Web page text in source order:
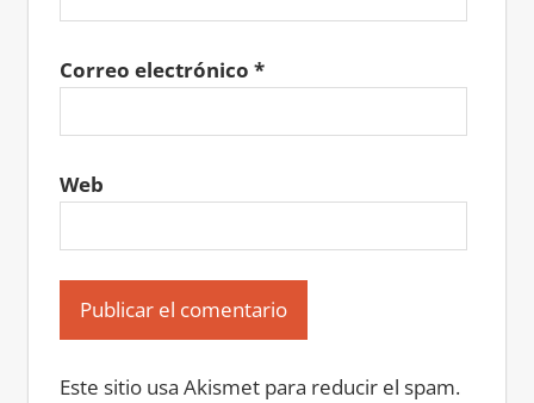
Correo electrónico *
Web
Este sitio usa Akismet para reducir el spam.